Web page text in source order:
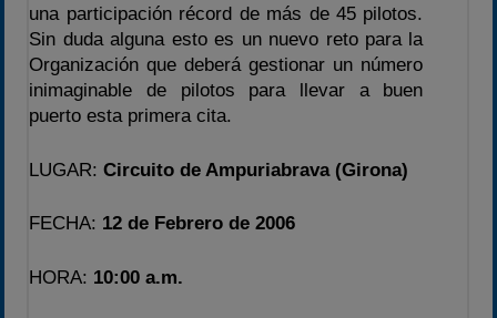
2020-2021
2023
2025
Preguntas Frecuentes
una participación récord de más de 45 pilotos.
Sin duda alguna esto es un nuevo reto para la
Organización que deberá gestionar un número
inimaginable de pilotos para llevar a buen
puerto esta primera cita.
LUGAR:Circuito de Ampuriabrava (Girona)
FECHA: 12 de Febrero de 2006
HORA: 10:00 a.m.